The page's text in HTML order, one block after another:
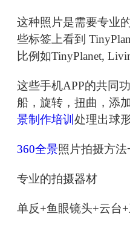
这种照片是需要专业
些标签上看到
比例如TinyPlanet,
这些手机APP的共同
船，旋转，扭曲，添
景制作培训 处理出球
360全景照片拍摄方法
专业的拍摄器材
单反+鱼眼镜头+云台